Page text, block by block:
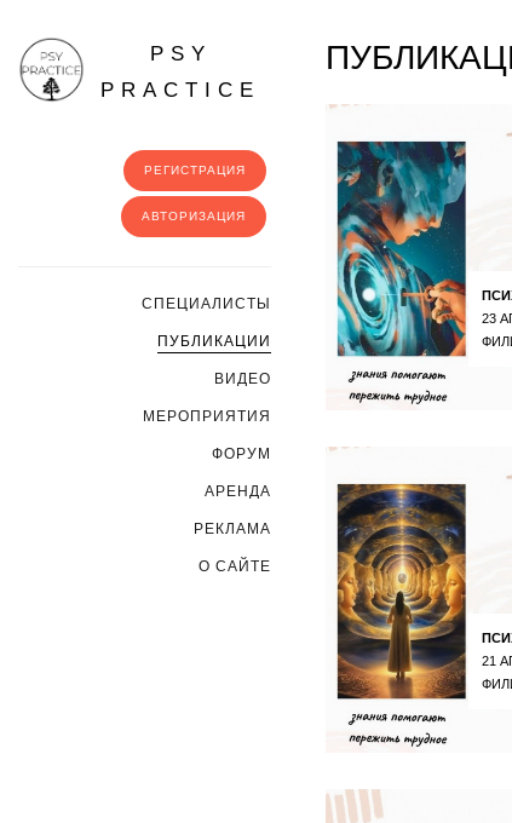
PSY
PRACTICE
РЕГИСТРАЦИЯ
АВТОРИЗАЦИЯ
CПЕЦИАЛИСТЫ
ПУБЛИКАЦИИ
ВИДЕО
МЕРОПРИЯТИЯ
ФОРУМ
АРЕНДА
РЕКЛАМА
О САЙТЕ
23
21